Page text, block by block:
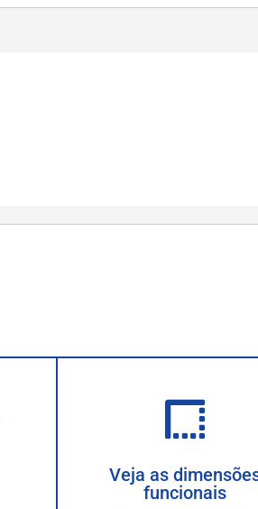
Veja as
funcionais